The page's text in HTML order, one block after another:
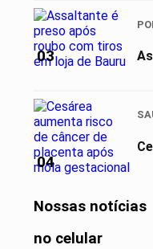
03
04
Nossas notícias
no celular